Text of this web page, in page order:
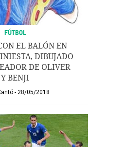
FÚTBOL
EL BALÓN EN
DIBUJADO
DE OLIVER
Y BENJI
28/05/2018